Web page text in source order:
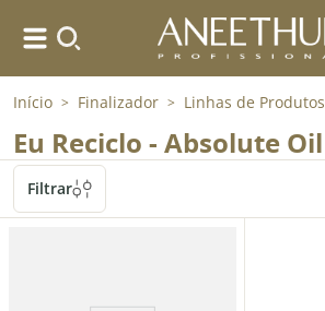
Início > Finalizador > Linhas de Produtos
Eu Reciclo - Absolute Oil
Filtrar